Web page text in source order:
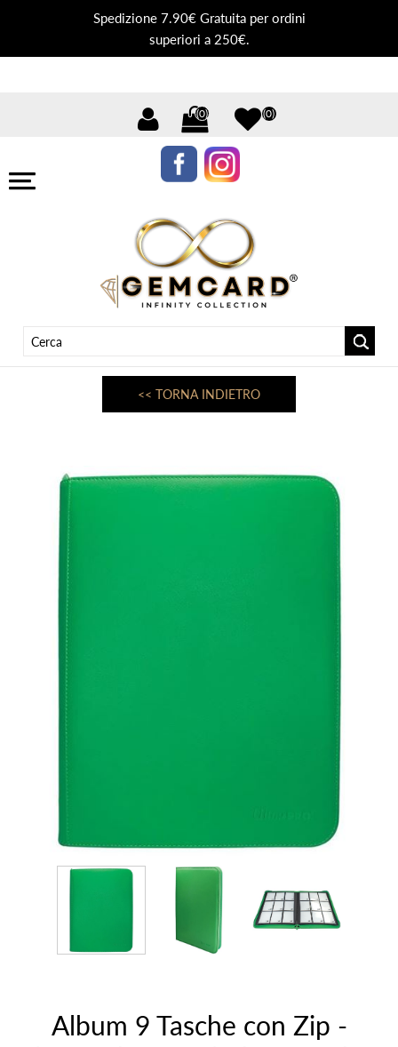
Spedizione 7.90€ Gratuita per ordini
superiori a 250€.
(0) (0)
<< TORNA INDIETRO
Album 9 Tasche con Zip -